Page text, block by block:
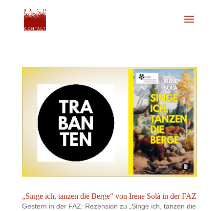
„Singe ich, tanzen die Berge“ von Irene Solà in der FAZ
Gestern in der FAZ: Rezension zu „Singe ich, tanzen die